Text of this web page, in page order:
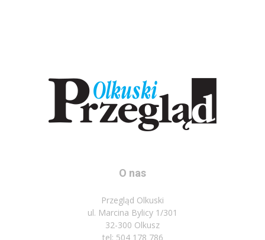
O nas
Przegląd Olkuski
ul. Marcina Bylicy 1/301
32-300 Olkusz
tel: 504 178 786